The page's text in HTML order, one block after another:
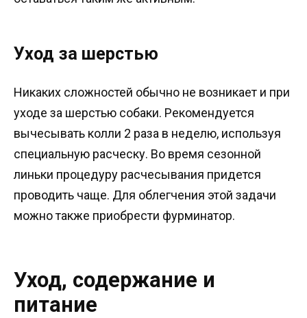
Уход за шерстью
Никаких сложностей обычно не возникает и при
уходе за шерстью собаки. Рекомендуется
вычесывать колли 2 раза в неделю, используя
специальную расческу. Во время сезонной
линьки процедуру расчесывания придется
проводить чаще. Для облегчения этой задачи
можно также приобрести фурминатор.
Уход, содержание и
питание